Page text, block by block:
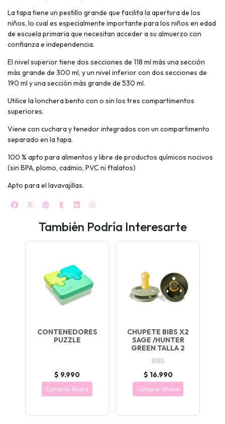
La tapa tiene un pestillo grande que facilita la apertura de los
niños, lo cual es especialmente importante para los niños en edad
de escuela primaria que necesitan acceder a su almuerzo con
confianza e independencia.
El nivel superior tiene dos secciones de 118 ml más una sección
más grande de 300 ml, y un nivel inferior con dos secciones de
190 ml y una sección más grande de 530 ml.
Utilice la lonchera bento con o sin los tres compartimentos
superiores.
Viene con cuchara y tenedor integrados con un compartimento
separado en la tapa.
100 % apto para alimentos y libre de productos químicos nocivos
(sin BPA, plomo, cadmio, PVC ni ftalatos)
Apto para el lavavajillas.
También Podría Interesarte
CONTENEDORES
PUZZLE
$ 9.990
Comprar Ahora
CHUPETE BIBS X2
SAGE /HUNTER
GREEN TALLA 2
BIBS
$ 16.990
Comprar Ahora